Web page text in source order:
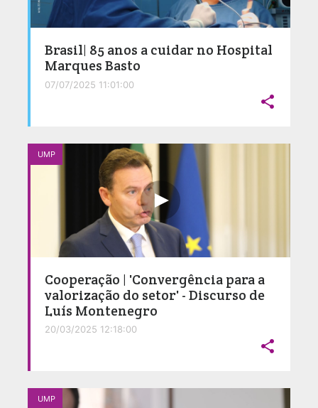
Brasil| 85 anos a cuidar no Hospital
Marques Basto
07/07/2025 11:01:00

UMP
Cooperação | 'Convergência para a
valorização do setor' - Discurso de
Luís Montenegro
20/03/2025 12:18:00

UMP